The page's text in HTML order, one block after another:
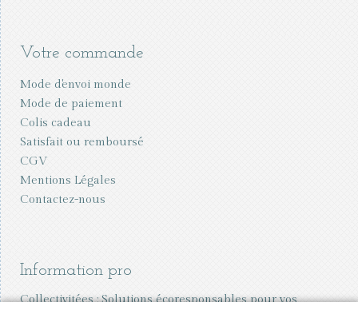
Votre commande
Mode d'envoi monde
Mode de paiement
Colis cadeau
Satisfait ou remboursé
CGV
Mentions Légales
Contactez-nous
Information pro
Collectivitées : Solutions écoresponsables pour vos